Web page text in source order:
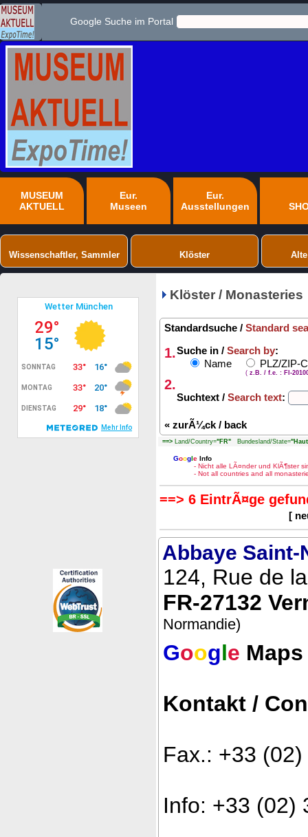
Google Suche im Portal
MUSEUM
AKTUELL
Eur.
Museen
Eur.
Ausstellungen
Wissenschaftler, Sammler Klöster
Klöster / Monasteries
Standardsuche / Standard
1.Suche in / Search by:
Name
PLZ/ZIP-
( z.B. / f.e. : FI-
2.
Suchtext / Search text:
« zurÃ¼ck / back
==> Land/Country="FR" Bundesland/State=
Google Info
- Nicht alle LÃ¤nder und KlÃ¶ster
- Not all countries and all
==> 6 EintrÃ¤ge
[
Abbaye Saint-
124, Rue de
FR-27132
Normandie)
Google Maps
Kontakt /
Fax.: +33
Info: +33 (02)